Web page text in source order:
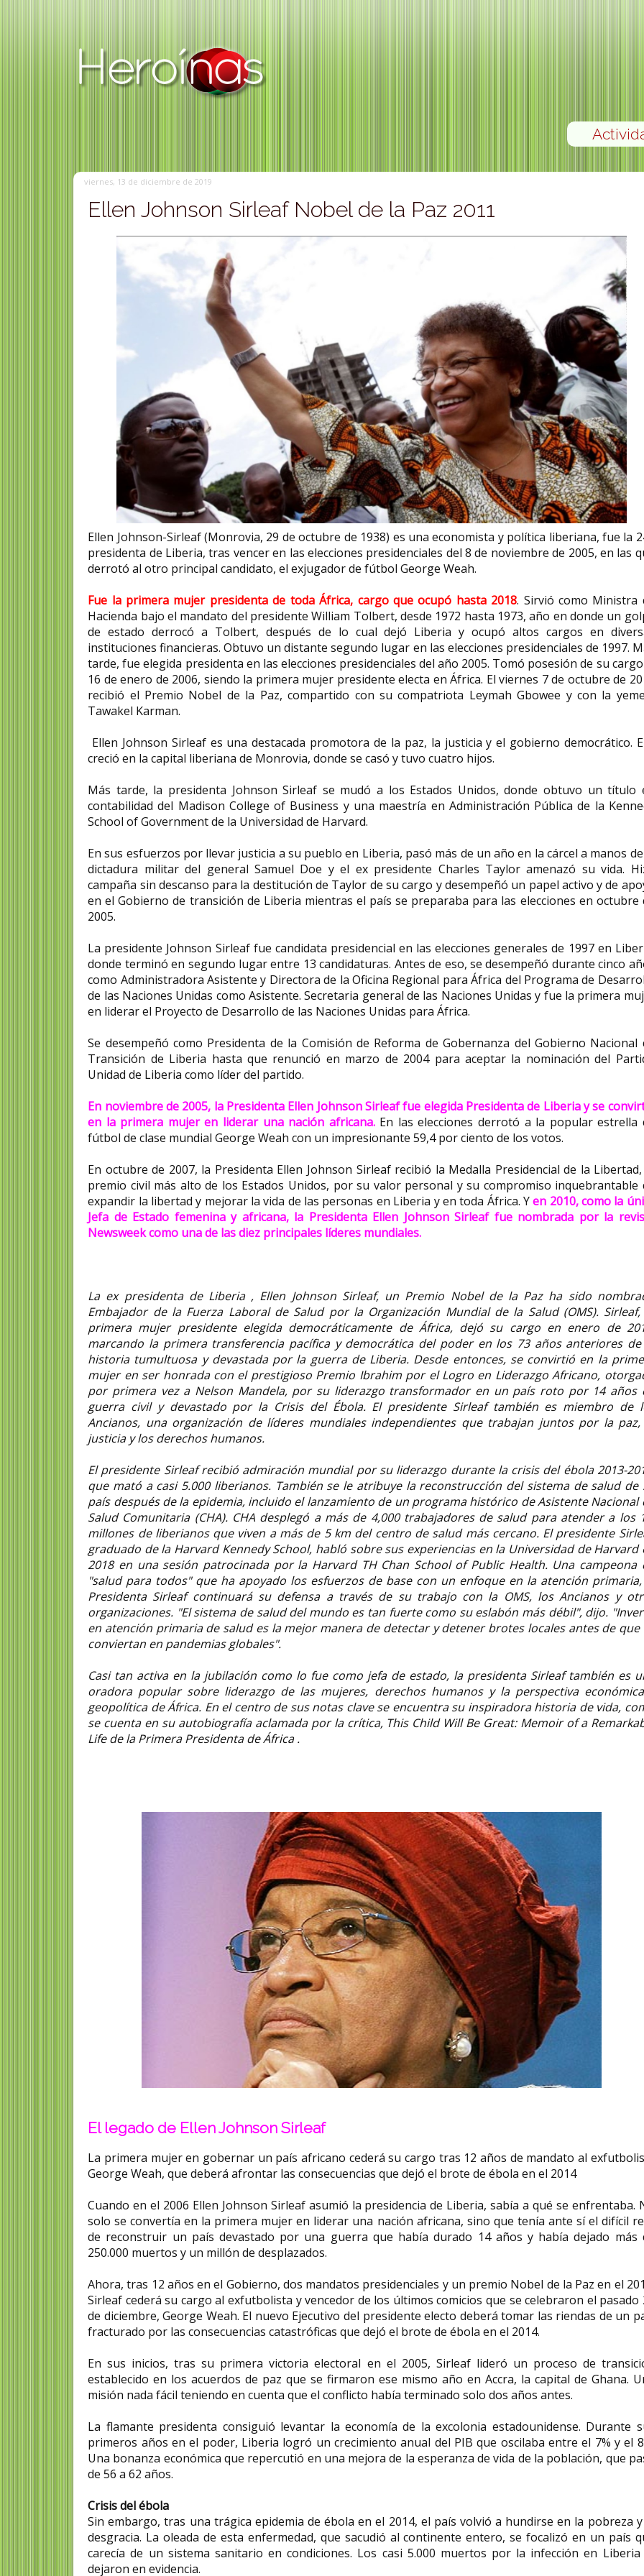
viernes, 13 de diciembre de 2019
Ellen Johnson Sirleaf Nobel de la Paz 2011
Ellen Johnson-Sirleaf (Monrovia, 29 de octubre de 1938) es una economista y política liberiana, fue la
presidenta de Liberia, tras vencer en las elecciones presidenciales del 8 de noviembre de 2005, en las
derrotó al otro principal candidato, el exjugador de fútbol George Weah.
Fue la primera mujer presidenta de toda África, cargo que ocupó hasta 2018. Sirvió como Ministra
Hacienda bajo el mandato del presidente William Tolbert, desde 1972 hasta 1973, año en donde un
de estado derrocó a Tolbert, después de lo cual dejó Liberia y ocupó altos cargos en
instituciones financieras. Obtuvo un distante segundo lugar en las elecciones presidenciales de 1997.
tarde, fue elegida presidenta en las elecciones presidenciales del año 2005. Tomó posesión de su
16 de enero de 2006, siendo la primera mujer presidente electa en África. El viernes 7 de octubre de
recibió el Premio Nobel de la Paz, compartido con su compatriota Leymah Gbowee y con la
Tawakel Karman.
Ellen Johnson Sirleaf es una destacada promotora de la paz, la justicia y el gobierno democrático.
creció en la capital liberiana de Monrovia, donde se casó y tuvo cuatro hijos.
Más tarde, la presidenta Johnson Sirleaf se mudó a los Estados Unidos, donde obtuvo un título
contabilidad del Madison College of Business y una maestría en Administración Pública de la
School of Government de la Universidad de Harvard.
En sus esfuerzos por llevar justicia a su pueblo en Liberia, pasó más de un año en la cárcel a manos
dictadura militar del general Samuel Doe y el ex presidente Charles Taylor amenazó su vida.
campaña sin descanso para la destitución de Taylor de su cargo y desempeñó un papel activo y de
en el Gobierno de transición de Liberia mientras el país se preparaba para las elecciones en octubre
2005.
La presidente Johnson Sirleaf fue candidata presidencial en las elecciones generales de 1997 en
donde terminó en segundo lugar entre 13 candidaturas. Antes de eso, se desempeñó durante cinco
como Administradora Asistente y Directora de la Oficina Regional para África del Programa de
de las Naciones Unidas como Asistente. Secretaria general de las Naciones Unidas y fue la primera
en liderar el Proyecto de Desarrollo de las Naciones Unidas para África.
Se desempeñó como Presidenta de la Comisión de Reforma de Gobernanza del Gobierno Nacional
Transición de Liberia hasta que renunció en marzo de 2004 para aceptar la nominación del
Unidad de Liberia como líder del partido.
En noviembre de 2005, la Presidenta Ellen Johnson Sirleaf fue elegida Presidenta de Liberia y se
en la primera mujer en liderar una nación africana. En las elecciones derrotó a la popular estrella
fútbol de clase mundial George Weah con un impresionante 59,4 por ciento de los votos.
En octubre de 2007, la Presidenta Ellen Johnson Sirleaf recibió la Medalla Presidencial de la
premio civil más alto de los Estados Unidos, por su valor personal y su compromiso inquebrantable
expandir la libertad y mejorar la vida de las personas en Liberia y en toda África. Yen 2010, como la
Jefa de Estado femenina y africana, la Presidenta Ellen Johnson Sirleaf fue nombrada por la
Newsweek como una de las diez principales líderes mundiales.
La ex presidenta de Liberia , Ellen Johnson Sirleaf, un Premio Nobel de la Paz ha sido
Embajador de la Fuerza Laboral de Salud por la Organización Mundial de la Salud (OMS).
primera mujer presidente elegida democráticamente de África, dejó su cargo en enero de
marcando la primera transferencia pacífica y democrática del poder en los 73 años anteriores
historia tumultuosa y devastada por la guerra de Liberia. Desde entonces, se convirtió en la
mujer en ser honrada con el prestigioso Premio Ibrahim por el Logro en Liderazgo Africano,
por primera vez a Nelson Mandela, por su liderazgo transformador en un país roto por 14 años
guerra civil y devastado por la Crisis del Ébola. El presidente Sirleaf también es miembro de
Ancianos, una organización de líderes mundiales independientes que trabajan juntos por la
justicia y los derechos humanos.
El presidente Sirleaf recibió admiración mundial por su liderazgo durante la crisis del ébola 2013-
que mató a casi 5.000 liberianos. También se le atribuye la reconstrucción del sistema de salud de
país después de la epidemia, incluido el lanzamiento de un programa histórico de Asistente Nacional
Salud Comunitaria (CHA). CHA desplegó a más de 4,000 trabajadores de salud para atender a los
millones de liberianos que viven a más de 5 km del centro de salud más cercano. El presidente
graduado de la Harvard Kennedy School, habló sobre sus experiencias en la Universidad de Harvard
2018 en una sesión patrocinada por la Harvard TH Chan School of Public Health. Una campeona
"salud para todos" que ha apoyado los esfuerzos de base con un enfoque en la atención
Presidenta Sirleaf continuará su defensa a través de su trabajo con la OMS, los Ancianos y
organizaciones. "El sistema de salud del mundo es tan fuerte como su eslabón más débil", dijo.
en atención primaria de salud es la mejor manera de detectar y detener brotes locales antes de que
conviertan en pandemias globales".
Casi tan activa en la jubilación como lo fue como jefa de estado, la presidenta Sirleaf también es
oradora popular sobre liderazgo de las mujeres, derechos humanos y la perspectiva
geopolítica de África. En el centro de sus notas clave se encuentra su inspiradora historia de vida,
se cuenta en su autobiografía aclamada por la crítica, This Child Will Be Great: Memoir of a
Life de la Primera Presidenta de África .
El legado de Ellen Johnson Sirleaf
La primera mujer en gobernar un país africano cederá su cargo tras 12 años de mandato al
George Weah, que deberá afrontar las consecuencias que dejó el brote de ébola en el 2014
Cuando en el 2006 Ellen Johnson Sirleaf asumió la presidencia de Liberia, sabía a qué se enfrentaba.
solo se convertía en la primera mujer en liderar una nación africana, sino que tenía ante sí el difícil
de reconstruir un país devastado por una guerra que había durado 14 años y había dejado más
250.000 muertos y un millón de desplazados.
Ahora, tras 12 años en el Gobierno, dos mandatos presidenciales y un premio Nobel de la Paz en el
Sirleaf cederá su cargo al exfutbolista y vencedor de los últimos comicios que se celebraron el pasado
de diciembre, George Weah. El nuevo Ejecutivo del presidente electo deberá tomar las riendas de un
fracturado por las consecuencias catastróficas que dejó el brote de ébola en el 2014.
En sus inicios, tras su primera victoria electoral en el 2005, Sirleaf lideró un proceso de
establecido en los acuerdos de paz que se firmaron ese mismo año en Accra, la capital de Ghana.
misión nada fácil teniendo en cuenta que el conflicto había terminado solo dos años antes.
La flamante presidenta consiguió levantar la economía de la excolonia estadounidense. Durante
primeros años en el poder, Liberia logró un crecimiento anual del PIB que oscilaba entre el 7% y el
Una bonanza económica que repercutió en una mejora de la esperanza de vida de la población, que
de 56 a 62 años.
Crisis del ébola
Sin embargo, tras una trágica epidemia de ébola en el 2014, el país volvió a hundirse en la pobreza
desgracia. La oleada de esta enfermedad, que sacudió al continente entero, se focalizó en un país
carecía de un sistema sanitario en condiciones. Los casi 5.000 muertos por la infección en
dejaron en evidencia.
medioambiental
Julia del Carmen Chuñil Catricura
(Máfil, 16 de julio de 1952-8 de
y política